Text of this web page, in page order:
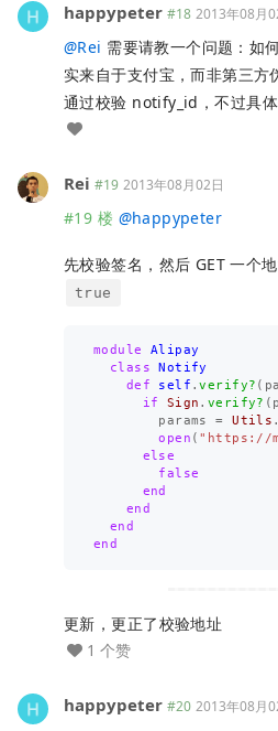
happypeter #18 2013年08月
@Rei 需要请教一个问题：如
实来自于支付宝，而非第三方
通过校验 notify_id，不过具
Rei #19 2013年08月02日
#19 楼 @happypeter
先校验签名，然后 GET 一个
true
module
Alipay
class
Notify
def
self .verify? (
if
Sign . verify? (
params
= Utils .
open ( "https://
else
false
end
end
end
end
更新，更正了校验地址
1 个赞
happypeter #20 2013年08月